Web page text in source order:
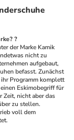
?
der Marke Kamik
nicht zu
aufgebaut,
befasst. Zunächst
Programm komplett
Eskimobegriff für
Zeit, nicht aber das
zu stellen.
voll dem